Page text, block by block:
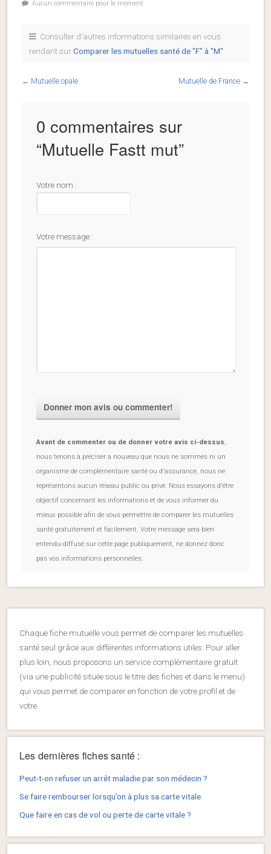
Aucun commentaire pour le moment
Consulter d'autres informations similaires en vous
rendant surComparer les mutuelles santé de "F" à "M"
← Mutuelle opale Mutuelle de France →
0 commentaires sur
“Mutuelle Fastt mut”
Votre nom :
Votre message :
Avant de commenter ou de donner votre avis ci-dessus,
nous tenons à préciser à nouveau que nous ne sommes ni un
organisme de complémentaire santé ou d'assurance, nous ne
représentons aucun réseau public ou privé. Nous essayons d'être
objectif concernant les informations et de vous informer du
mieux possible afin de vous permettre de comparer les mutuelles
santé gratuitement et facilement. Votre message sera bien
entendu diffusé sur cette page publiquement, ne donnez donc
pas vos informations personnelles.
Chaque fiche mutuelle vous permet de comparer les mutuelles
santé seul grâce aux différentes informations utiles. Pour aller
plus loin, nous proposons un service complémentaire gratuit
(via une publicité située sous le titre des fiches et dans le menu)
qui vous permet de comparer en fonction de votre profil et de
votre.
Les dernières fiches santé :
Peut-t-on refuser un arrêt maladie par son médecin ?
Se faire rembourser lorsqu’on à plus sa carte vitale
Que faire en cas de vol ou perte de carte vitale ?